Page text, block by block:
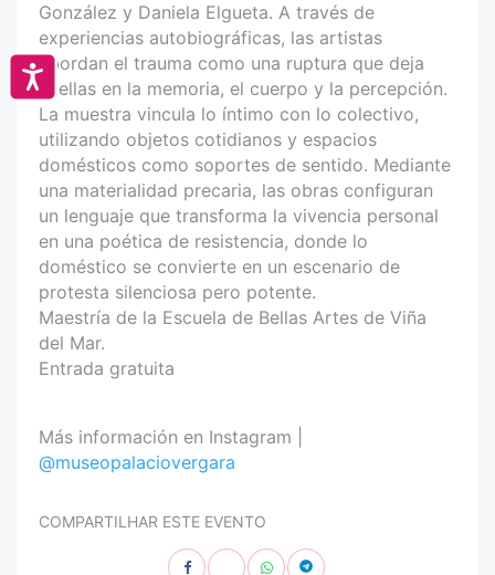
Accesibilidad
González y Daniela Elgueta. A través de
experiencias autobiográficas, las artistas
abordan el trauma como una ruptura que deja
huellas en la memoria, el cuerpo y la percepción.
La muestra vincula lo íntimo con lo colectivo,
utilizando objetos cotidianos y espacios
domésticos como soportes de sentido. Mediante
una materialidad precaria, las obras configuran
un lenguaje que transforma la vivencia personal
en una poética de resistencia, donde lo
doméstico se convierte en un escenario de
protesta silenciosa pero potente.
Maestría de la Escuela de Bellas Artes de Viña
del Mar.
Entrada gratuita
Más información en Instagram |
@museopalaciovergara
COMPARTILHAR ESTE EVENTO